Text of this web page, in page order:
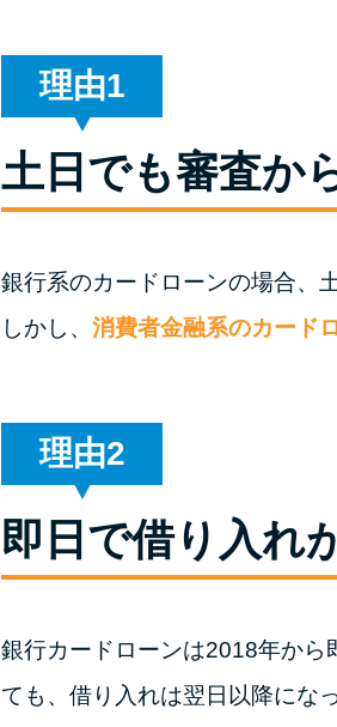
理由
土日でも審査か
銀行系のカードローンの場合、
しかし、 消費者金融系のカード
理由
即日で借り入れ
銀行カードローンは2018年から
ても、借り入れは翌日以降にな